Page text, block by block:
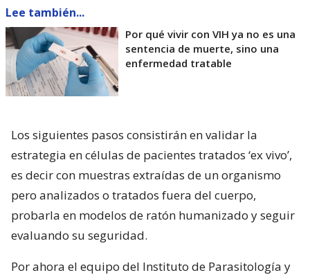
Lee también...
Por qué vivir con VIH ya no es una
sentencia de muerte, sino una
enfermedad tratable
Los siguientes pasos consistirán en validar la
estrategia en células de pacientes tratados ‘ex vivo’,
es decir con muestras extraídas de un organismo
pero analizados o tratados fuera del cuerpo,
probarla en modelos de ratón humanizado y seguir
evaluando su seguridad.
Por ahora el equipo del Instituto de Parasitología y